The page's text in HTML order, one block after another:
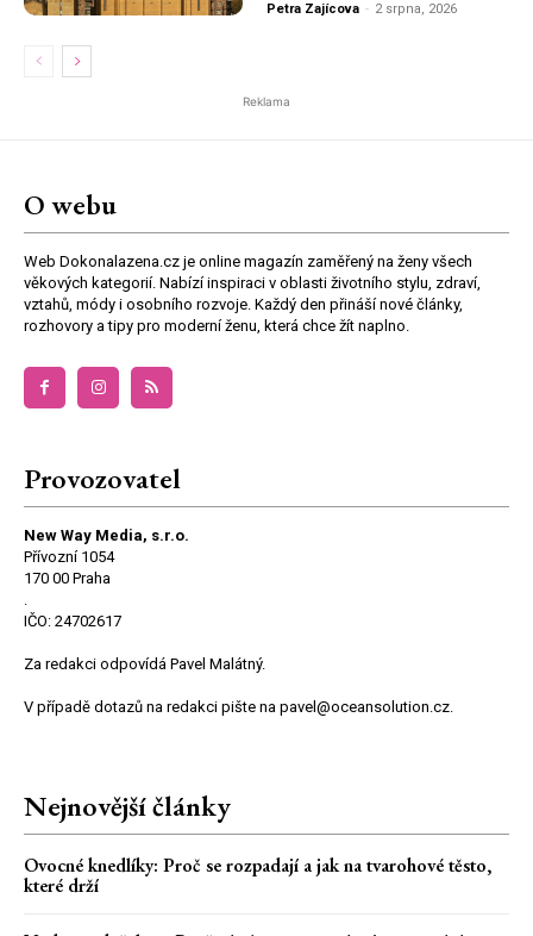
Petra Zajícova - 2 srpna, 2026
Reklama
O webu
Web Dokonalazena.cz je online magazín zaměřený na ženy všech
věkových kategorií. Nabízí inspiraci v oblasti životního stylu, zdraví,
vztahů, módy i osobního rozvoje. Každý den přináší nové články,
rozhovory a tipy pro moderní ženu, která chce žít naplno.
Provozovatel
New Way Media, s.r.o.
Přívozní 1054
170 00 Praha
IČO: 24702617
Za redakci odpovídá Pavel Malátný.
V případě dotazů na redakci pište na pavel@oceansolution.cz.
Nejnovější články
Ovocné knedlíky: Proč se rozpadají a jak na tvarohové těsto,
které drží